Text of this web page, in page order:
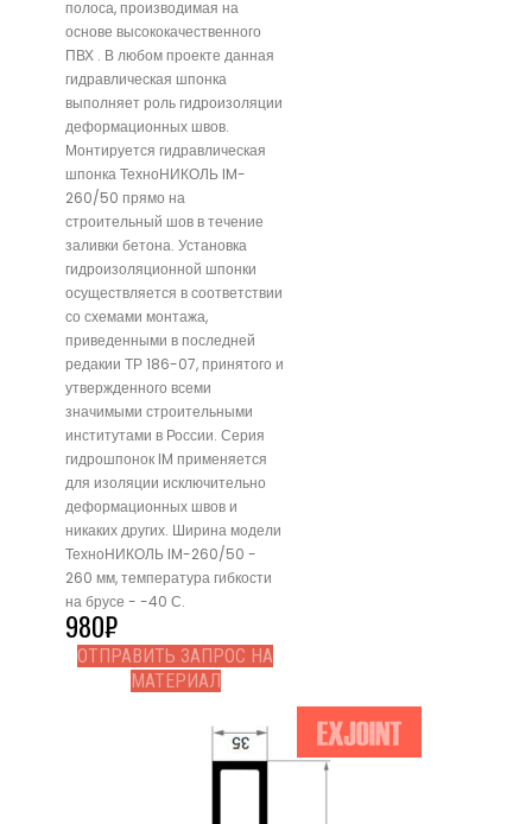
полоса, производимая на
основе высококачественного
ПВХ . В любом проекте данная
гидравлическая шпонка
выполняет роль гидроизоляции
деформационных швов.
Монтируется гидравлическая
шпонка ТехноНИКОЛЬ IM-
260/50 прямо на
строительный шов в течение
заливки бетона. Установка
гидроизоляционной шпонки
осуществляется в соответствии
со схемами монтажа,
приведенными в последней
редакии ТР 186-07, принятого и
утвержденного всеми
значимыми строительными
институтами в России. Серия
гидрошпонок IM применяется
для изоляции исключительно
деформационных швов и
никаких других. Ширина модели
ТехноНИКОЛЬ IM-260/50 -
260 мм, температура гибкости
на брусе - -40 С.
980₽
ОТПРАВИТЬ ЗАПРОС НА
МАТЕРИАЛ